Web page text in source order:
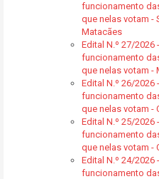
funcionamento
que nelas votam -
Matacães
Edital N.º 27/
funcionamento
que nelas votam -
Edital N.º 26/
funcionamento
que nelas votam -
Edital N.º 25/
funcionamento
que nelas votam -
Edital N.º 24/
funcionamento